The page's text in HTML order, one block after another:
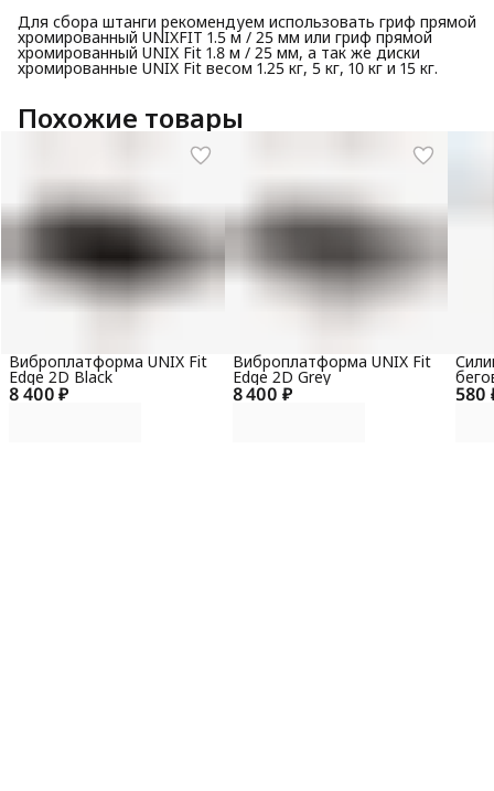
Для сбора штанги рекомендуем использовать гриф прямой
хромированный UNIXFIT 1.5 м / 25 мм или гриф прямой
хромированный UNIX Fit 1.8 м / 25 мм, а так же диски
хромированные UNIX Fit весом 1.25 кг, 5 кг, 10 кг и 15 кг.
Похожие товары
8 400 ₽
Виброплатформа UNIX Fit
Edge 2D Black
8 400 ₽
Виброплатформа UNIX Fit
Edge 2D Grey
580